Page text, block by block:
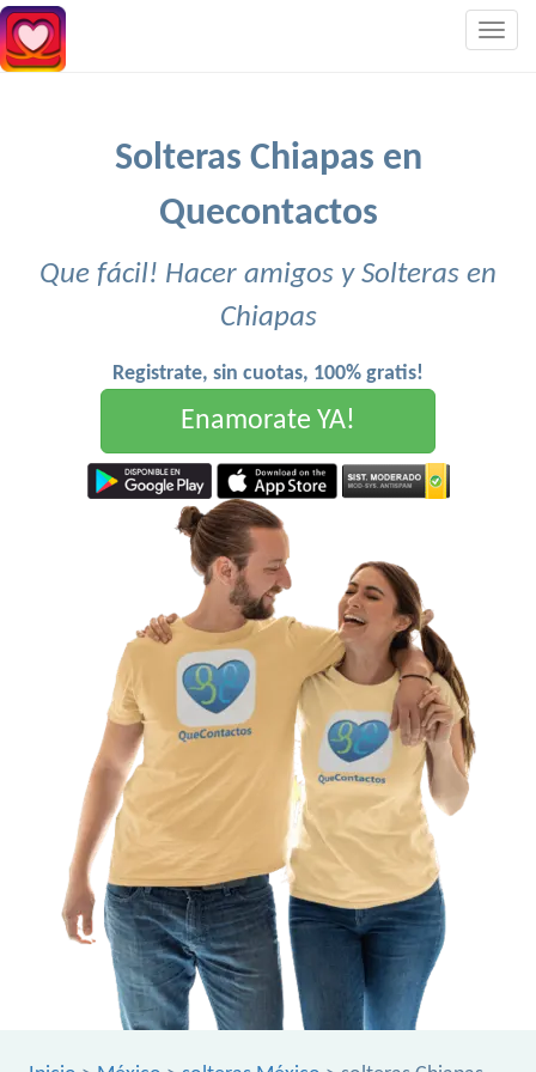
Solteras Chiapas en
Quecontactos
Que fácil! Hacer amigos y Solteras en
Chiapas
Registrate, sin cuotas, 100% gratis!
Enamorate YA!